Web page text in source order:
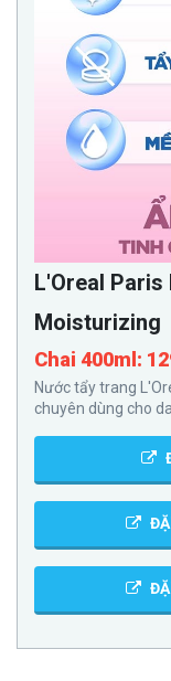
L'Oreal Paris
Moisturizing
Chai 400ml:
Nước tẩy trang
chuyên dùng cho